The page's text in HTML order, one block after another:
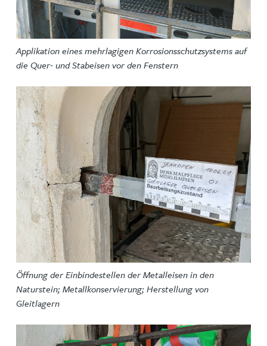
Applikation eines mehrlagigen Korrosionsschutzsystems auf
die Quer- und Stabeisen vor den Fenstern
Öffnung der Einbindestellen der Metalleisen in den
Naturstein; Metallkonservierung; Herstellung von
Gleitlagern